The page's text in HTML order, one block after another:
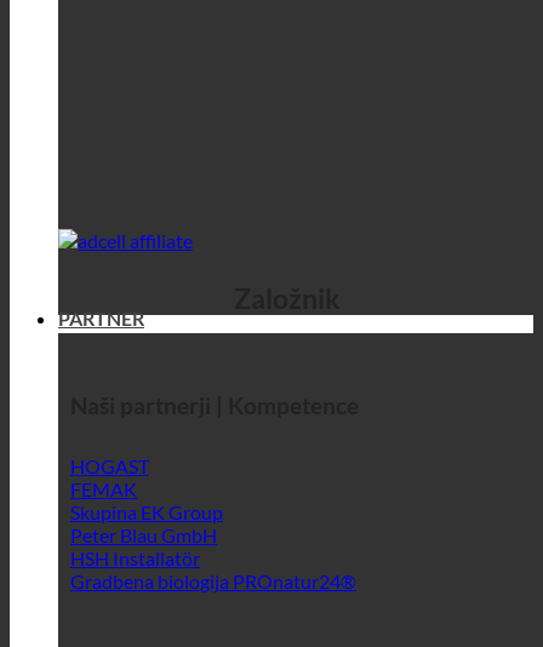
PARTNER
HOGAST
FEMAK
Skupina EK Group
Peter Blau GmbH
HSH Installatör
Gradbena biologija PROnatur24®